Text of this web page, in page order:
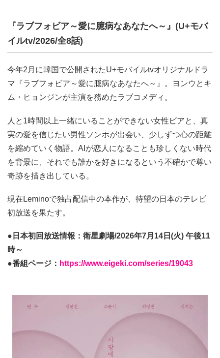
『ラブフォビア～愛に臆病なあなたへ～』(U+モバ
イルtv/2026/全8話)
今年2月に韓国で公開されたU+モバイルtvオリジナルドラ
マ『ラブフォビア～愛に臆病なあなたへ～』。ヨンウとキ
ム・ヒョンジンが主演を務めたラブコメディ。
人と1時間以上一緒にいることができない女性ビアと、真
実の愛を信じたい男性ソンホが出会い、少しずつ心の距離
を縮めていく物語。AIが恋人になることも珍しくない時代
を背景に、それでも誰かを好きになるという不確かで尊い
奇跡を描き出している。
現在Leminoで独占配信中の本作が、待望の日本のテレビ
初放送を果たす。
●日本初回放送情報：衛星劇場/2026年7月14日(火) 午後11
時～
●番組ページ： https://www.eigeki.com/series/19043